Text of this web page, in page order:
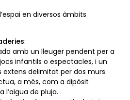
en diversos àmbits
:
amb un lleuger pendent per a
infantils o espectacles, i un
extens delimitat per dos murs
a més, com a dipòsit
l’aigua de pluja.